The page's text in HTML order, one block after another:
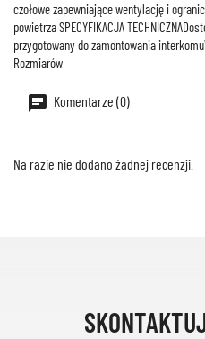
czołowe zapewniające wentylację i
powietrza SPECYFIKACJA
przygotowany do zamontowania
Rozmiarów
Komentarze (0)
Na razie nie dodano żadnej recenzji.